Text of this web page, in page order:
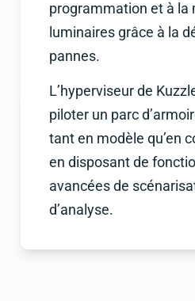
programmation et à la
luminaires grâce à la
pannes.
L’hyperviseur de
piloter un parc
tant en modèle qu’en
en disposant de
avancées de
d’analyse.